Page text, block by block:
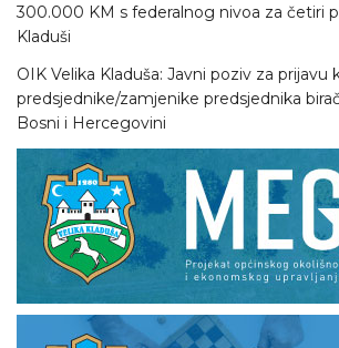
300.000 KM s federalnog nivoa za četiri
Kladuši
OIK Velika Kladuša: Javni poziv za prijavu
predsjednike/zamjenike predsjednika
Bosni i Hercegovini